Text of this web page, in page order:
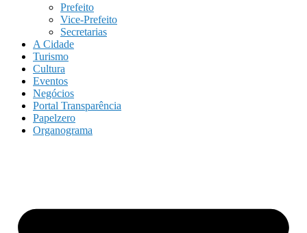
Prefeito
Vice-Prefeito
Secretarias
A Cidade
Turismo
Cultura
Eventos
Negócios
Portal Transparência
Papelzero
Organograma